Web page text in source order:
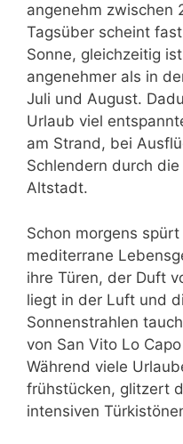
angenehm zwischen
Tagsüber scheint
Sonne, gleichzeitig
angenehmer als in
Juli und August.
Urlaub viel
am Strand, bei
Schlendern durch
Altstadt.
Schon morgens
mediterrane
ihre Türen, der Duft
liegt in der Luft und
Sonnenstrahlen
von San Vito Lo
Während viele
frühstücken, glitzert
intensiven